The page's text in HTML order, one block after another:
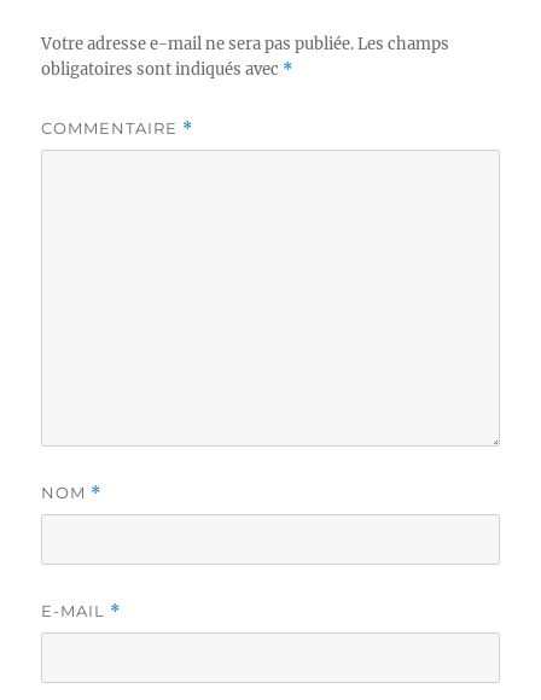
Votre adresse e-mail ne sera pas publiée. Les champs
obligatoires sont indiqués avec *
COMMENTAIRE *
NOM *
E-MAIL *